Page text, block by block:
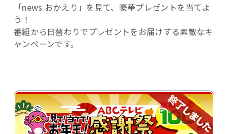
「news おかえり」を見て、豪華プレゼントを当てよ
う！
番組から日替わりでプレゼントをお届けする素敵なキ
ャンペーンです。